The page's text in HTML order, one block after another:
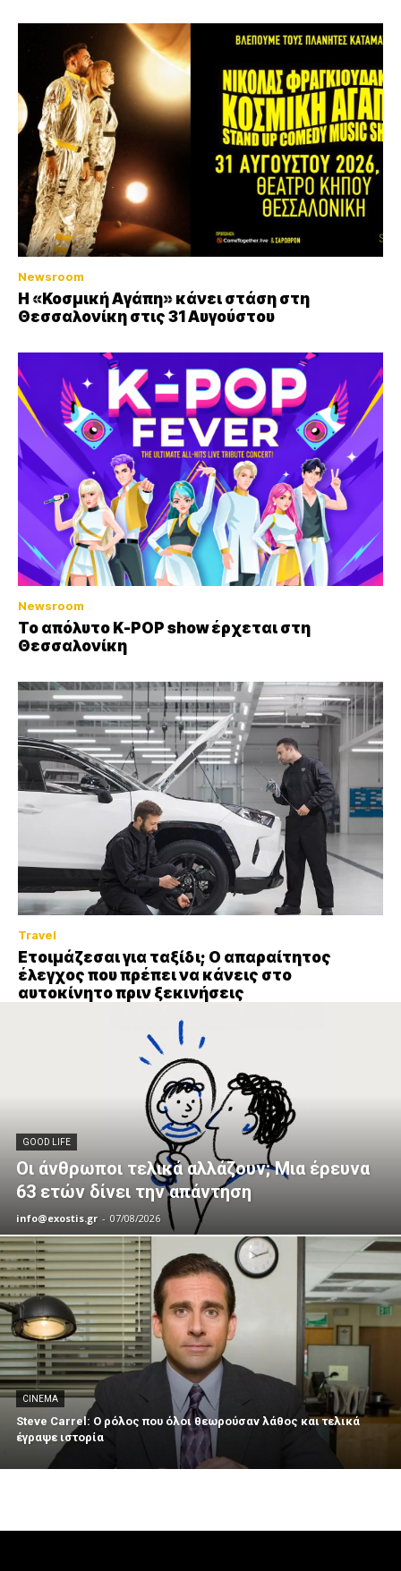
Newsroom
Η «Κοσμική Αγάπη» κάνει στάση στη
Θεσσαλονίκη στις 31 Αυγούστου
Newsroom
Το απόλυτο K-POP show έρχεται στη
Θεσσαλονίκη
Travel
Ετοιμάζεσαι για ταξίδι; Ο απαραίτητος
έλεγχος που πρέπει να κάνεις στο
αυτοκίνητο πριν ξεκινήσεις
GOOD LIFE
Οι άνθρωποι τελικά αλλάζουν; Μια έρευνα
63 ετών δίνει την απάντηση
info@exostis.gr - 07/08/2026
CINEMA
Steve Carrel: Ο ρόλος που όλοι θεωρούσαν λάθος και τελικά
έγραψε ιστορία